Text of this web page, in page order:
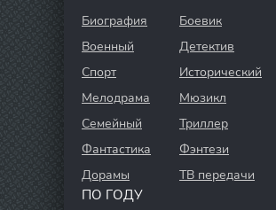
Биография Боевик
Военный
Детектив
Спорт
Исторический
Мелодрама
Мюзикл
Семейный
Триллер
Фантастика
Фэнтези
Дорамы
ТВ передачи
ПО ГОДУ